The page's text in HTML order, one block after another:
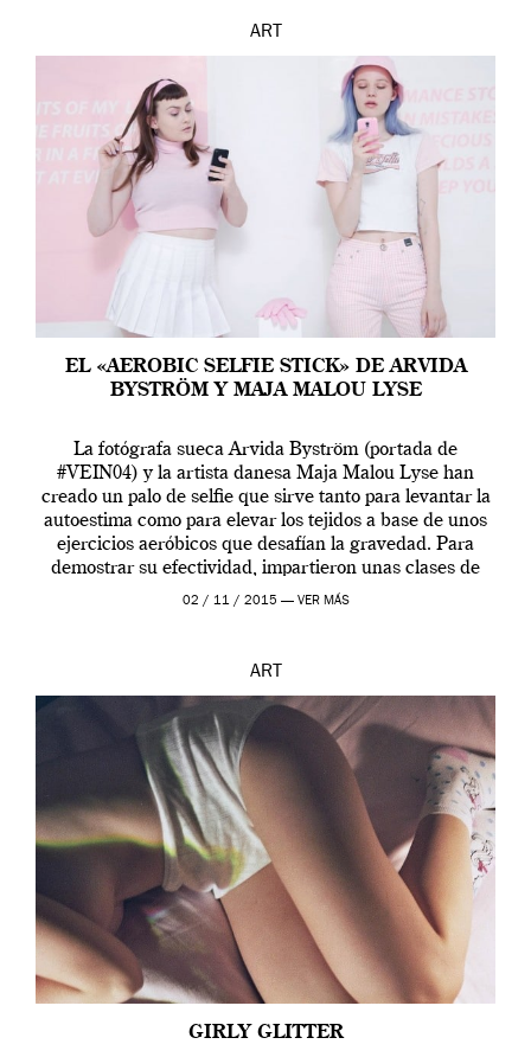
ART
EL «AEROBIC SELFIE STICK» DE ARVIDA
BYSTRÖM Y MAJA MALOU LYSE
La fotógrafa sueca Arvida Byström (portada de
#VEIN04) y la artista danesa Maja Malou Lyse han
creado un palo de selfie que sirve tanto para levantar la
autoestima como para elevar los tejidos a base de unos
ejercicios aeróbicos que desafían la gravedad. Para
demostrar su efectividad, impartieron unas clases de
prueba en el Tate […]
02 / 11 / 2015 — VER MÁS
ART
GIRLY GLITTER